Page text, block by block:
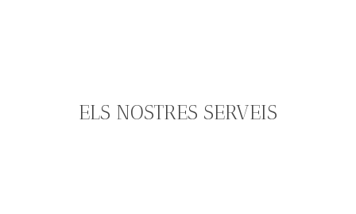
ELS NOSTRES SERVEIS